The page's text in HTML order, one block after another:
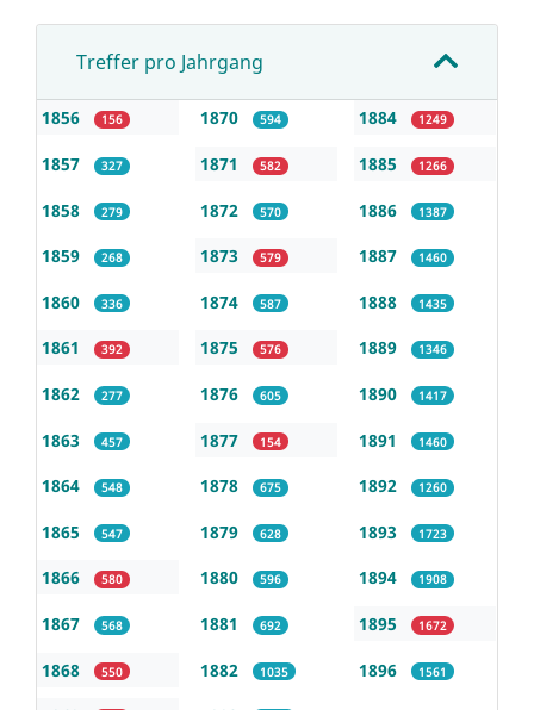
Treffer pro Jahrgang
1856 156
1857 327
1858 279
1859 268
1860 336
1861 392
1862 277
1863 457
1864 548
1865 547
1866 580
1867 568
1868 550
1870 594
1871 582
1872 570
1873 579
1874 587
1875 576
1876 605
1877 154
1878 675
1879 628
1880 596
1881 692
1882 1035
1884 1249
1885 1266
1886 1387
1887 1460
1888 1435
1889 1346
1890 1417
1891 1460
1892 1260
1893 1723
1894 1908
1895 1672
1896 1561